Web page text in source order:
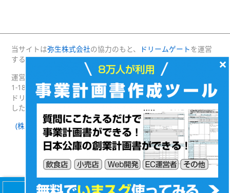
当サイトは弥生株式会社の協力のもと、 ドリームゲートを運営
する(株)プロジェクトニッポンが運営・管理しています。
運営：(株)プロジェクトニッポン 〒160-0004 東京都新宿区四谷
1-18 綿半野原ビル別館8階
ドリームゲートは経済産業省の後援を受けて2003年4月に発足
した日本最大級の起業支援プラットフォームです。
(株)プロジェクトニッポン 会社概要 ｜ ドリームゲートとは｜
ドリームゲート公式SNSFacebook
Twitter
(c) DREAMGATE PROJECT. ALL RIGHTS RESERVED.
【無料】8万人が利用！
会社設立・経営
×